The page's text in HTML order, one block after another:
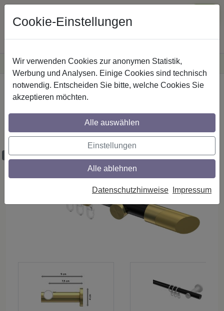
VersandkostenfreieLieferung innerhalb Deutschlands
Sichere Zahlung
Startseite Gardinenstangen Metall
1-läufig, Modell PLATON - Verano
Schwarz / Messing-Optik
Maßzuschnitt möglich
Cookie-Einstellungen
Wir verwenden Cookies zur anonymen Statistik,
Werbung und Analysen. Einige Cookies sind technisch
notwendig. Entscheiden Sie bitte, welche Cookies Sie
akzeptieren möchten.
Alle auswählen
Einstellungen
Alle ablehnen
Datenschutzhinweise Impressum